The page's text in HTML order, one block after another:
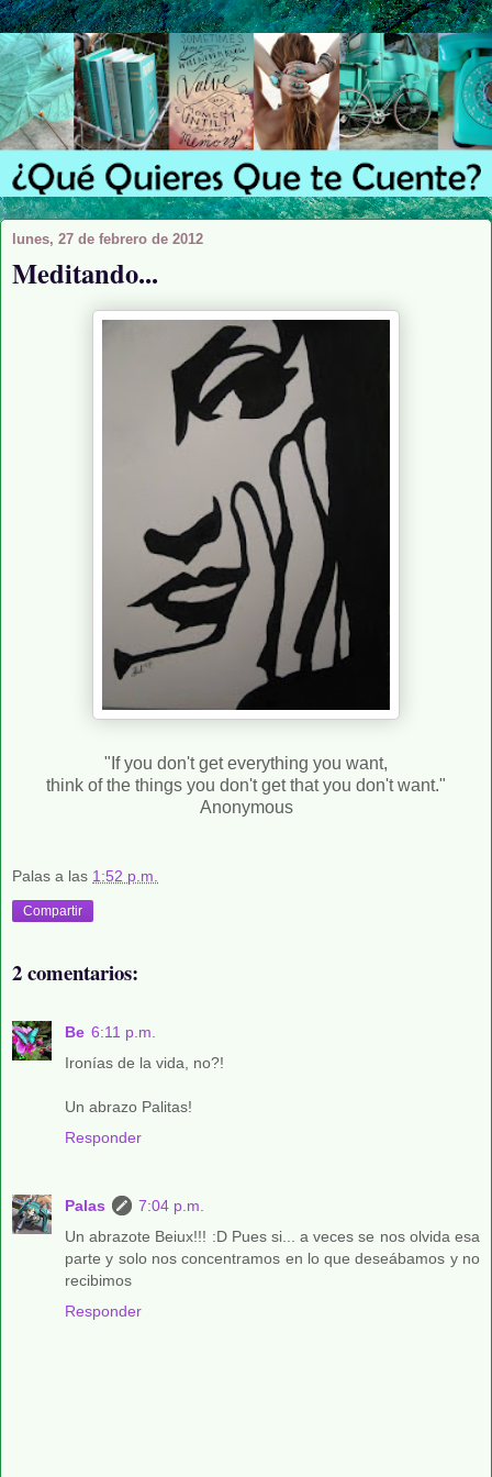
lunes, 27 de febrero de 2012
Meditando...
"If you don't get everything you want,
think of the things you don't get that you don't want."
Anonymous
Palas a las 1:52 p.m.
Compartir
2 comentarios:
Be 6:11 p.m.
Ironías de la vida, no?!
Un abrazo Palitas!
Responder
Palas
7:04 p.m.
Un abrazote Beiux!!! :D Pues si... a veces se nos olvida esa
parte y solo nos concentramos en lo que deseábamos y no
recibimos
Responder